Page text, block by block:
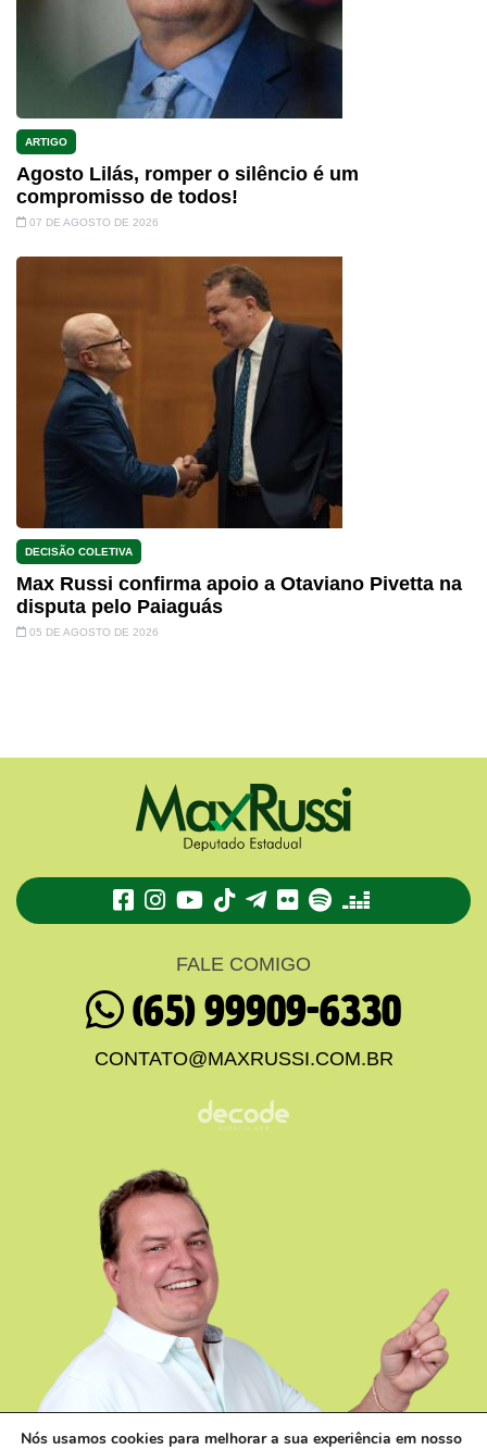
ARTIGO
Agosto Lilás, romper o silêncio é um
compromisso de todos!
07 DE AGOSTO DE 2026
DECISÃO COLETIVA
Max Russi confirma apoio a Otaviano Pivetta na
disputa pelo Paiaguás
05 DE AGOSTO DE 2026
TikTokTelegram
FlickrSpotifyDeezer
FALE COMIGO
(65) 99909-6330
CONTATO@MAXRUSSI.COM.BR
Nós usamos cookies para melhorar a sua experiência em nosso